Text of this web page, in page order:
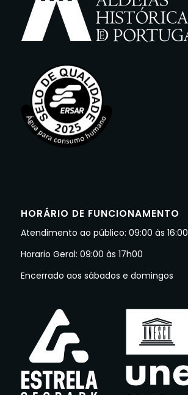
HORÁRIO DE FUNCIONAMENTO
Atendimento ao público: 09:00 às 16:00
Horario Geral: 09:00 às 17h00
Encerrado aos sábados e domingos